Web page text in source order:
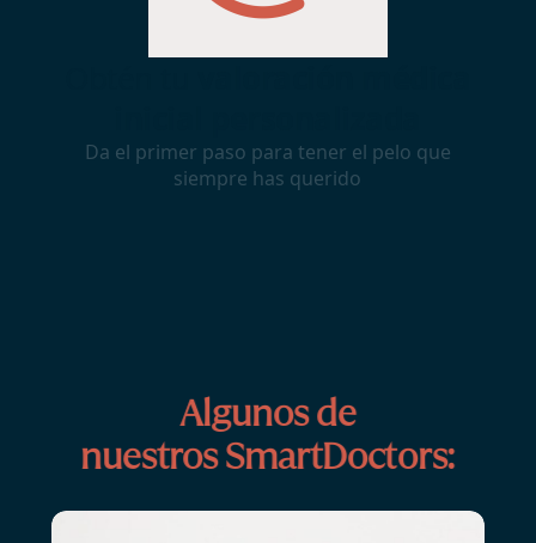
Algunos de
nuestros SmartDoctors: